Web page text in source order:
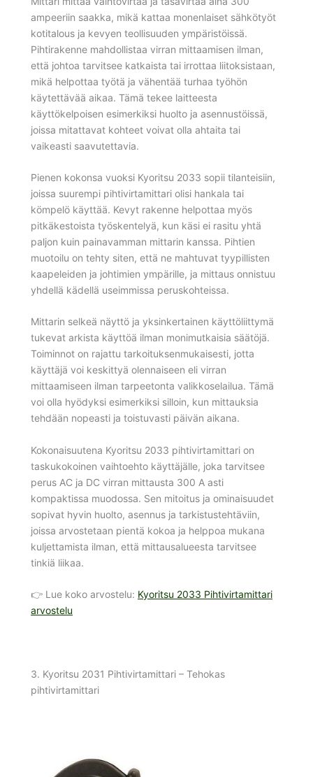
ampeeriin saakka, mikä kattaa monenlaiset sähkötyöt
kotitalous ja kevyen teollisuuden ympäristöissä.
Pihtirakenne mahdollistaa virran mittaamisen ilman,
että johtoa tarvitsee katkaista tai irrottaa liitoksistaan,
mikä helpottaa työtä ja vähentää turhaa työhön
käytettävää aikaa. Tämä tekee laitteesta
käyttökelpoisen esimerkiksi huolto ja asennustöissä,
joissa mitattavat kohteet voivat olla ahtaita tai
vaikeasti saavutettavia.
Pienen kokonsa vuoksi Kyoritsu 2033 sopii tilanteisiin,
joissa suurempi pihtivirtamittari olisi hankala tai
kömpelö käyttää. Kevyt rakenne helpottaa myös
pitkäkestoista työskentelyä, kun käsi ei rasitu yhtä
paljon kuin painavamman mittarin kanssa. Pihtien
muotoilu on tehty siten, että ne mahtuvat tyypillisten
kaapeleiden ja johtimien ympärille, ja mittaus onnistuu
yhdellä kädellä useimmissa peruskohteissa.
Mittarin selkeä näyttö ja yksinkertainen käyttöliittymä
tukevat arkista käyttöä ilman monimutkaisia säätöjä.
Toiminnot on rajattu tarkoituksenmukaisesti, jotta
käyttäjä voi keskittyä olennaiseen eli virran
mittaamiseen ilman tarpeetonta valikkoselailua. Tämä
voi olla hyödyksi esimerkiksi silloin, kun mittauksia
tehdään nopeasti ja toistuvasti päivän aikana.
Kokonaisuutena Kyoritsu 2033 pihtivirtamittari on
taskukokoinen vaihtoehto käyttäjälle, joka tarvitsee
perus AC ja DC virran mittausta 300 A asti
kompaktissa muodossa. Sen mitoitus ja ominaisuudet
sopivat hyvin huolto, asennus ja tarkistustehtäviin,
joissa arvostetaan pientä kokoa ja helppoa mukana
kuljettamista ilman, että mittausalueesta tarvitsee
tinkiä liikaa.
👉 Lue koko arvostelu: Kyoritsu 2033 Pihtivirtamittari
arvostelu
3. Kyoritsu 2031 Pihtivirtamittari – Tehokas
pihtivirtamittari